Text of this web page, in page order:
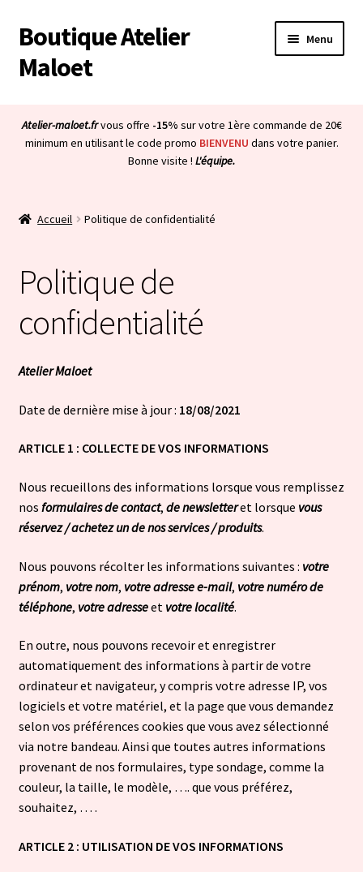
Aller
à
la
Aller
au
contenu
Boutique Atelier
Maloet
Menu
Boutique
Ouvrir
Mentions légales
Conditions d’utilisation
Conditions de vente
Livraison
Blog
Ouvrir
le
Bienvenue dans la boutique
Atelier-maloet.frvous offre -15% sur votre 1ère commande de 20€
minimum en utilisant le code promo BIENVENU dans votre panier.
Bonne visite ! L'équipe.
Accueil Politique de confidentialité
Politique de
confidentialité
Atelier Maloet
Date de dernière mise à jour : 18/08/2021
ARTICLE 1 : COLLECTE DE VOS INFORMATIONS
Nous recueillons des informations lorsque vous remplissez
nos formulaires de contact, de newsletteret lorsque vous
réservez / achetez un de nos services / produits.
Nous pouvons récolter les informations suivantes : votre
prénom, votre nom, votre adresse e-mail, votre numéro de
téléphone, votre adresseet votre localité.
En outre, nous pouvons recevoir et enregistrer
automatiquement des informations à partir de votre
ordinateur et navigateur, y compris votre adresse IP, vos
logiciels et votre matériel, et la page que vous demandez
selon vos préférences cookies que vous avez sélectionné
via notre bandeau. Ainsi que toutes autres informations
provenant de nos formulaires, type sondage, comme la
couleur, la taille, le modèle, …. que vous préférez,
souhaitez, … .
ARTICLE 2 : UTILISATION DE VOS INFORMATIONS